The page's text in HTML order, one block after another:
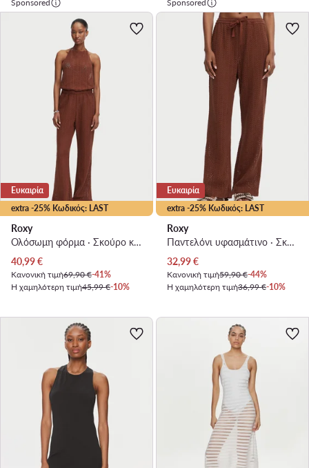
Sponsored
extra -25% Κωδικός: LAST
Ευκαιρία
Roxy
Ολόσωμη φόρμα · Σκούρο καφέ
Τρέχουσα τιμή
40,99€
Κανονική τιμή69,90 €-41%
Η χαμηλότερη τιμή45,99 €-10%
Sponsored
extra -25% Κωδικός: LAST
Ευκαιρία
Roxy
Παντελόνι υφασμάτινο · Σκούρο καφέ
Τρέχουσα τιμή
32,99€
Κανονική τιμή59,90 €-44%
Η χαμηλότερη τιμή36,99 €-10%